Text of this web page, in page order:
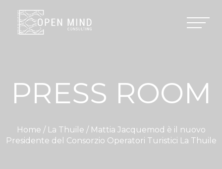
PRESS ROOM
Home / La Thuile / Mattia Jacquemod è il nuovo
Presidente del Consorzio Operatori Turistici La Thuile